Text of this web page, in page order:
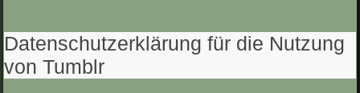
Datenschutzerklärung für die Nutzung
von Tumblr